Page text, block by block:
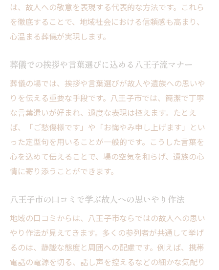
は、故人への敬意を表現する代表的な方法です。これら
を徹底することで、地域社会における信頼感も高まり、
心温まる葬儀が実現します。
葬儀での挨拶や言葉選びに込める八王子流マナー
葬儀の場では、挨拶や言葉選びが故人や遺族への思いや
りを伝える重要な手段です。八王子市では、簡潔で丁寧
な言葉遣いが好まれ、過度な表現は控えます。たとえ
ば、「ご愁傷様です」や「お悔やみ申し上げます」とい
った定型句を用いることが一般的です。こうした言葉を
心を込めて伝えることで、場の空気を和らげ、遺族の心
情に寄り添うことができます。
八王子市の口コミで学ぶ故人への思いやり作法
地域の口コミからは、八王子市ならではの故人への思い
やり作法が見えてきます。多くの参列者が共通して挙げ
るのは、静謐な態度と周囲への配慮です。例えば、携帯
電話の電源を切る、話し声を控えるなどの細かな気配り